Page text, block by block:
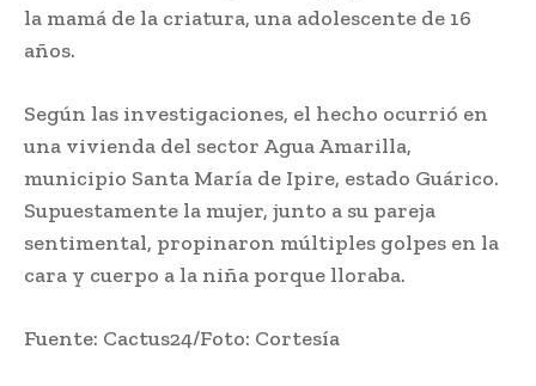
la mamá de la criatura, una adolescente de 16
años.
Según las investigaciones, el hecho ocurrió en
una vivienda del sector Agua Amarilla,
municipio Santa María de Ipire, estado Guárico.
Supuestamente la mujer, junto a su pareja
sentimental, propinaron múltiples golpes en la
cara y cuerpo a la niña porque lloraba.
Fuente: Cactus24/Foto: Cortesía